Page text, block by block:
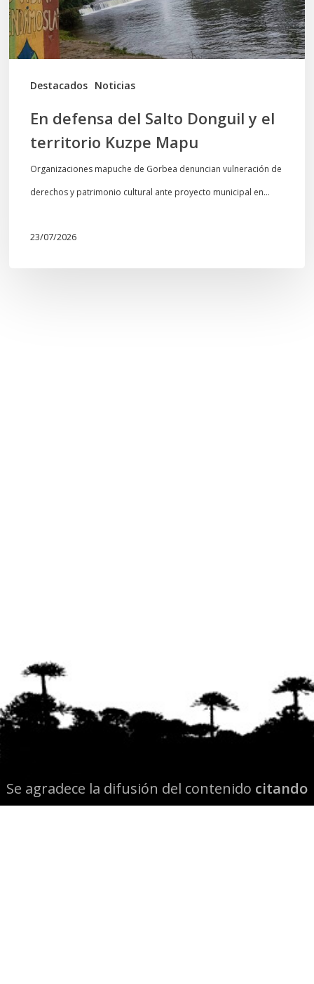
Destacados Noticias
el
territorio
Kuzpe
Mapu
En defensa del Salto Donguil y el
territorio Kuzpe Mapu
Organizaciones mapuche de Gorbea denuncian vulneración de
derechos y patrimonio cultural ante proyecto municipal en…
23/07/2026
Se agradece la difusión del contenido citando
la fuente www.mapuexpress.org